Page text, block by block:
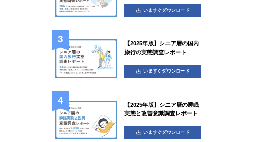
いますぐダウンロード
【2025年版】シニア層の国内
旅行の実態調査レポート
いますぐダウンロード
【2025年版】シニア層の睡眠
実態と改善意識調査レポート
いますぐダウンロード